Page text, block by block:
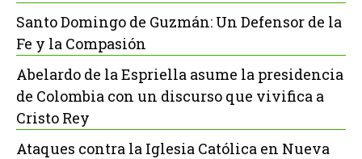
Santo Domingo de Guzmán: Un Defensor de la
Fe y la Compasión
Abelardo de la Espriella asume la presidencia
de Colombia con un discurso que vivifica a
Cristo Rey
Ataques contra la Iglesia Católica en Nueva